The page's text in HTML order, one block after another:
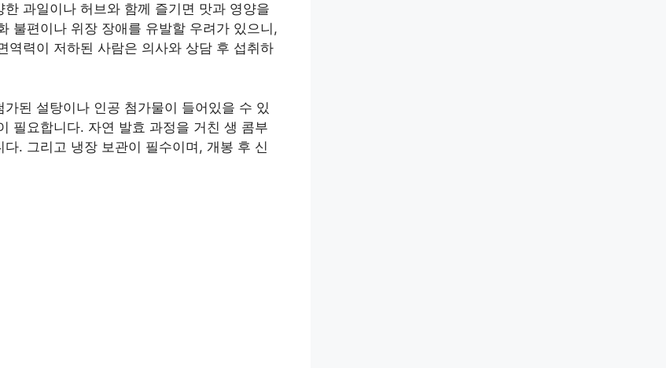
과일이나 허브와 함께 즐기면 맛과 영양을
불편이나 위장 장애를 유발할 우려가 있으니,
역력이 저하된 사람은 의사와 상담 후 섭취하
된 설탕이나 인공 첨가물이 들어있을 수 있
필요합니다. 자연 발효 과정을 거친 생 콤부
. 그리고 냉장 보관이 필수이며, 개봉 후 신